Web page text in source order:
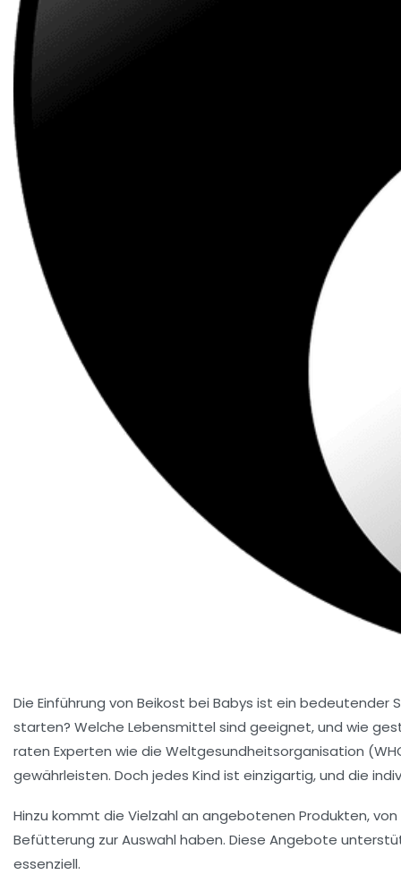
Die Einführung von Beikost bei Babys ist ein
starten? Welche Lebensmittel sind geeignet, und wie
raten Experten wie die Weltgesundheitsorganisation
gewährleisten. Doch jedes Kind ist einzigartig, und die
Hinzu kommt die Vielzahl an angebotenen Produkten,
Befütterung zur Auswahl haben. Diese Angebote
essenziell.